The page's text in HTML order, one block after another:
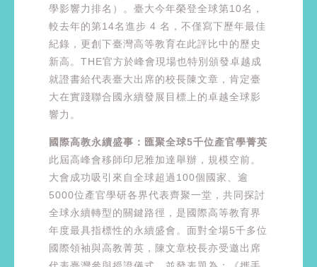
學影響力排名）。臺大今年榮登全球第10名，
較去年的第14名進步 4 名，不僅寫下歷年最佳
紀錄，更創下臺灣高等教育在此評比中的歷史
新高。THE官方於峰會現場也特別頒發卓越成
就證書給代表臺大出席的校長陳文章，肯定臺
大在實踐聯合國永續發展目標上的卓越全球影
響力。
國際高教永續盛事：匯聚全球5千位產官學菁英
此屆高峰會移師印尼雅加達舉辦，規模空前。
大會成功吸引來自全球超過100個國家、逾
5000位產官學研各界代表齊聚一堂，共同探討
全球永續轉型的關鍵路徑，是國際高等教育界
年度最具指標性的永續盛會。面對全場5千多位
國際領袖與高教菁英，陳文章校長亦受邀出席